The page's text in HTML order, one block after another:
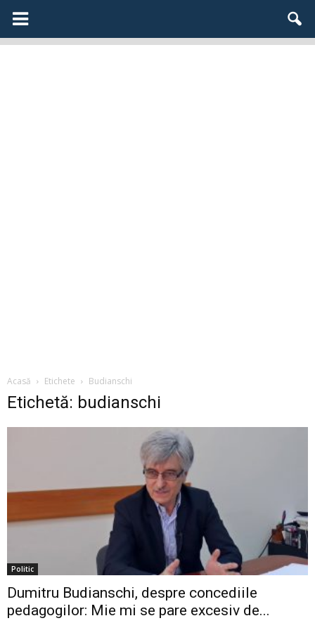
Acasă Etichete Budianschi
Etichetă: budianschi
Politic
Dumitru Budianschi, despre concediile
pedagogilor: Mie mi se pare excesiv de...